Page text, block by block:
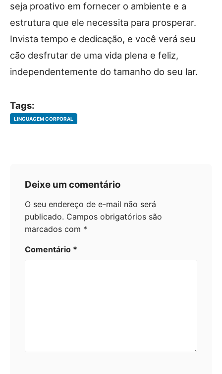
seja proativo em fornecer o ambiente e a
estrutura que ele necessita para prosperar.
Invista tempo e dedicação, e você verá seu
cão desfrutar de uma vida plena e feliz,
independentemente do tamanho do seu lar.
Tags:
LINGUAGEM CORPORAL
Deixe um comentário
O seu endereço de e-mail não será
publicado. Campos obrigatórios são
marcados com *
Comentário *